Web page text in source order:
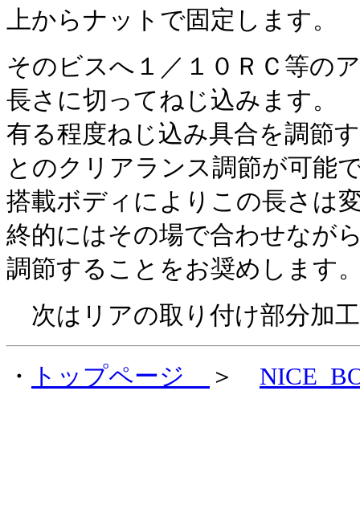
上からナットで固定します。
そのビスへ１／１０ＲＣ等の
長さに切ってねじ込みます。
有る程度ねじ込み具合を調節
とのクリアランス調節が可能
搭載ボディによりこの長さは
終的にはその場で合わせなが
調節することをお奨めします
次はリアの取り付け部分加
・ トップページ ＞